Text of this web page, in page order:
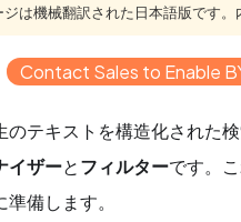
は機械翻訳された日本語版です
Contact Sales to Enable
のテキストを構造化された
イザーとフィルターです。
備します。